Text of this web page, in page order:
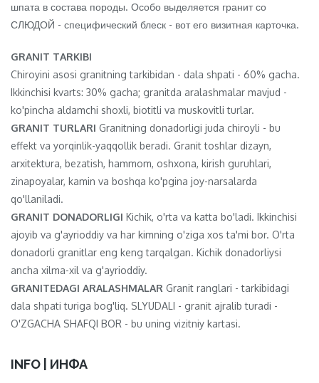
шпата в состава породы. Особо выделяется гранит со
СЛЮДОЙ - специфический блеск - вот его визитная карточка.
GRANIT TARKIBI
Chiroyini asosi granitning tarkibidan - dala shpati - 60% gacha.
Ikkinchisi kvarts: 30% gacha; granitda aralashmalar mavjud -
ko'pincha aldamchi shoxli, biotitli va muskovitli turlar.
GRANIT TURLARI Granitning donadorligi juda chiroyli - bu
effekt va yorqinlik-yaqqollik beradi. Granit toshlar dizayn,
arxitektura, bezatish, hammom, oshxona, kirish guruhlari,
zinapoyalar, kamin va boshqa ko'pgina joy-narsalarda
qo'llaniladi.
GRANIT DONADORLIGI Kichik, o'rta va katta bo'ladi. Ikkinchisi
ajoyib va ​​g'ayrioddiy va har kimning o'ziga xos ta'mi bor. O'rta
donadorli granitlar eng keng tarqalgan. Kichik donadorliysi
ancha xilma-xil va g'ayrioddiy.
GRANITEDAGI ARALASHMALAR Granit ranglari - tarkibidagi
dala shpati turiga bog'liq. SLYUDALI - granit ajralib turadi -
O'ZGACHA SHAFQI BOR - bu uning vizitniy kartasi.
INFO | ИНФА